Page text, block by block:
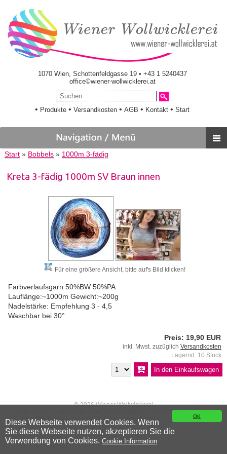
OK
Diese Webseite verwendet Cookies. Wenn
Sie diese Webseite nutzen, akzeptieren Sie die
Verwendung von Cookies. Cookie Information
1070 Wien, Schottenfeldgasse 19 • +43 1 5240437
office©wiener-wollwicklerei.at
• Produkte •Versandkosten •AGB • Kontakt •Start
Start» Bobbels» 1000m 3-fädig
Kreta 3-fädig 1000m SV Braun innen
Für eine größere Ansicht, bitte auf's Bild klicken!
Farbverlaufsgarn 50%BW 50%PA
Lauflänge:~1000m Gewicht:~200g
Nadelstärke: Empfehlung 3 - 4,5
Waschbar bei 30°
Preis: 19,90 EUR
inkl. Mwst. zuzüglich Versandkosten
Lagernd: 10 Stück
© 2026 Wiener Wollwicklerei
Datenschutz|Impressum
WebManagement &W3C Shopsystem by Austria4U - NET POOL